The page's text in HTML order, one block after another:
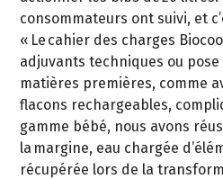
consommateurs ont suivi, et
« Le cahier des charges
adjuvants techniques ou
matières premières, comme
flacons rechargeables,
gamme bébé, nous avons
la margine, eau chargée
récupérée lors de la